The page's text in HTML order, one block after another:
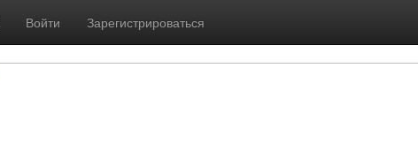
Войти Зарегистрироваться